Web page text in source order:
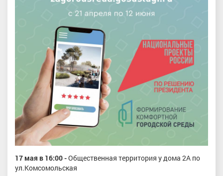
17 мая в 16:00-Общественная территория у дома 2А по
ул.Комсомольская